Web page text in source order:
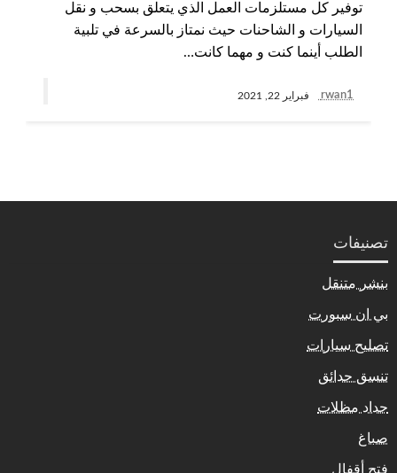
توفير كل مستلزمات العمل الذي يتعلق بسحب و نقل
السيارات و الشاحنات حيث نمتاز بالسرعة في تلبية
الطلب أينما كنت و مهما كانت…
rwan1 فبراير 22, 2021
تصنيفات
بنشر متنقل
بي ان سبورت
تصليح سيارات
تنسق حدائق
حداد مظلات
صباغ
فتح أقفال